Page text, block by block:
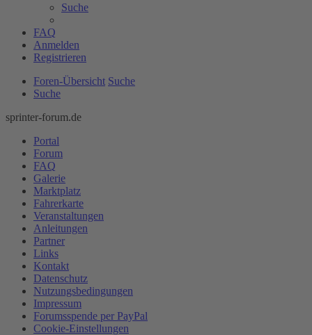
Suche
FAQ
Anmelden
Registrieren
Foren-Übersicht Suche
Suche
sprinter-forum.de
Portal
Forum
FAQ
Galerie
Marktplatz
Fahrerkarte
Veranstaltungen
Anleitungen
Partner
Links
Kontakt
Datenschutz
Nutzungsbedingungen
Impressum
Forumsspende per PayPal
Cookie-Einstellungen